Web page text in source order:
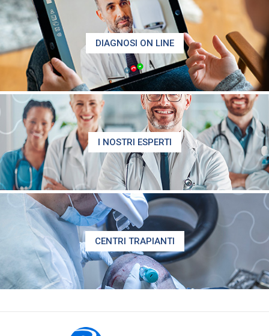
DIAGNOSI ON LINE
I NOSTRI ESPERTI
CENTRI TRAPIANTI